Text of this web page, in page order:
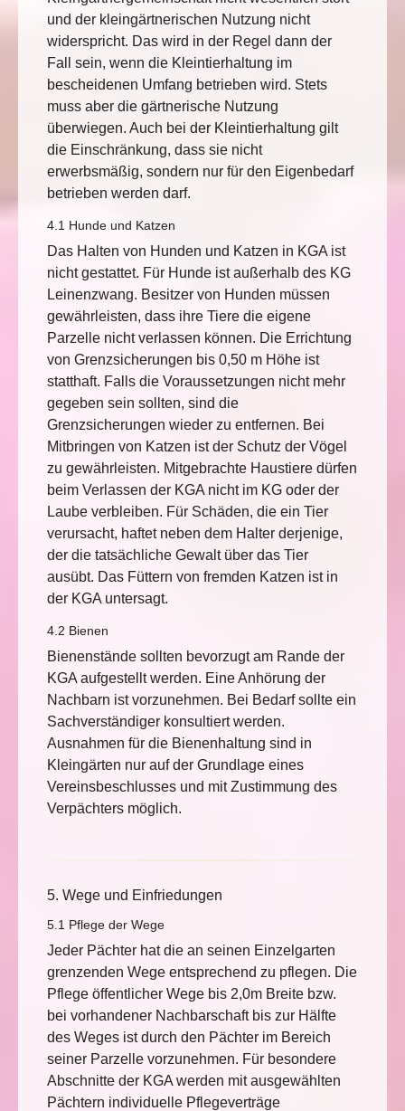
und der kleingärtnerischen Nutzung nicht
widerspricht. Das wird in der Regel dann der
Fall sein, wenn die Kleintierhaltung im
bescheidenen Umfang betrieben wird. Stets
muss aber die gärtnerische Nutzung
überwiegen. Auch bei der Kleintierhaltung gilt
die Einschränkung, dass sie nicht
erwerbsmäßig, sondern nur für den Eigenbedarf
betrieben werden darf.
4.1 Hunde und Katzen
Das Halten von Hunden und Katzen in KGA ist
nicht gestattet. Für Hunde ist außerhalb des KG
Leinenzwang. Besitzer von Hunden müssen
gewährleisten, dass ihre Tiere die eigene
Parzelle nicht verlassen können. Die Errichtung
von Grenzsicherungen bis 0,50 m Höhe ist
statthaft. Falls die Voraussetzungen nicht mehr
gegeben sein sollten, sind die
Grenzsicherungen wieder zu entfernen. Bei
Mitbringen von Katzen ist der Schutz der Vögel
zu gewährleisten. Mitgebrachte Haustiere dürfen
beim Verlassen der KGA nicht im KG oder der
Laube verbleiben. Für Schäden, die ein Tier
verursacht, haftet neben dem Halter derjenige,
der die tatsächliche Gewalt über das Tier
ausübt. Das Füttern von fremden Katzen ist in
der KGA untersagt.
4.2 Bienen
Bienenstände sollten bevorzugt am Rande der
KGA aufgestellt werden. Eine Anhörung der
Nachbarn ist vorzunehmen. Bei Bedarf sollte ein
Sachverständiger konsultiert werden.
Ausnahmen für die Bienenhaltung sind in
Kleingärten nur auf der Grundlage eines
Vereinsbeschlusses und mit Zustimmung des
Verpächters möglich.
5. Wege und Einfriedungen
5.1 Pflege der Wege
Jeder Pächter hat die an seinen Einzelgarten
grenzenden Wege entsprechend zu pflegen. Die
Pflege öffentlicher Wege bis 2,0m Breite bzw.
bei vorhandener Nachbarschaft bis zur Hälfte
des Weges ist durch den Pächter im Bereich
seiner Parzelle vorzunehmen. Für besondere
Abschnitte der KGA werden mit ausgewählten
Pächtern individuelle Pflegeverträge